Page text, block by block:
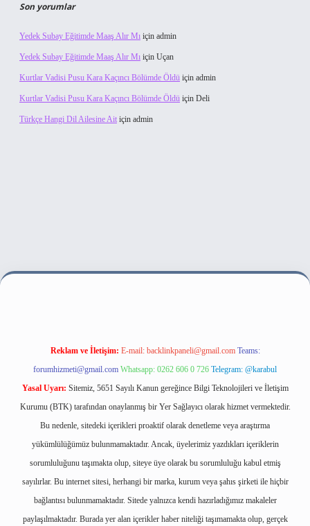
Son yorumlar
Yedek Subay Eğitimde Maaş Alır Mı için admin
Yedek Subay Eğitimde Maaş Alır Mı için Uçan
Kurtlar Vadisi Pusu Kara Kaçıncı Bölümde Öldü için admin
Kurtlar Vadisi Pusu Kara Kaçıncı Bölümde Öldü için Deli
Türkçe Hangi Dil Ailesine Ait için admin
sitesi
Reklam ve İletişim: E-mail: backlinkpaneli@gmail.com Teams:
forumhizmeti@gmail.com Whatsapp: 0262 606 0 726 Telegram: @karabul
Yasal Uyarı: Sitemiz, 5651 Sayılı Kanun gereğince Bilgi Teknolojileri ve İletişim
Kurumu (BTK) tarafından onaylanmış bir Yer Sağlayıcı olarak hizmet vermektedir.
Bu nedenle, sitedeki içerikleri proaktif olarak denetleme veya araştırma
yükümlülüğümüz bulunmamaktadır. Ancak, üyelerimiz yazdıkları içeriklerin
sorumluluğunu taşımakta olup, siteye üye olarak bu sorumluluğu kabul etmiş
sayılırlar. Bu internet sitesi, herhangi bir marka, kurum veya şahıs şirketi ile hiçbir
bağlantısı bulunmamaktadır. Sitede yalnızca kendi hazırladığımız makaleler
paylaşılmaktadır. Burada yer alan içerikler haber niteliği taşımamakta olup, gerçek